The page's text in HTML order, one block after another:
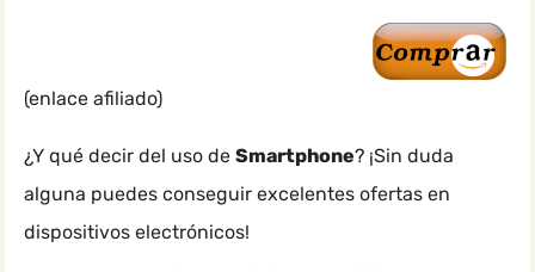
(enlace afiliado)
¿Y qué decir del uso de Smartphone? ¡Sin duda
alguna puedes conseguir excelentes ofertas en
dispositivos electrónicos!